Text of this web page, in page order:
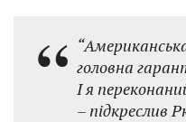
головна
І я
– підкреслив